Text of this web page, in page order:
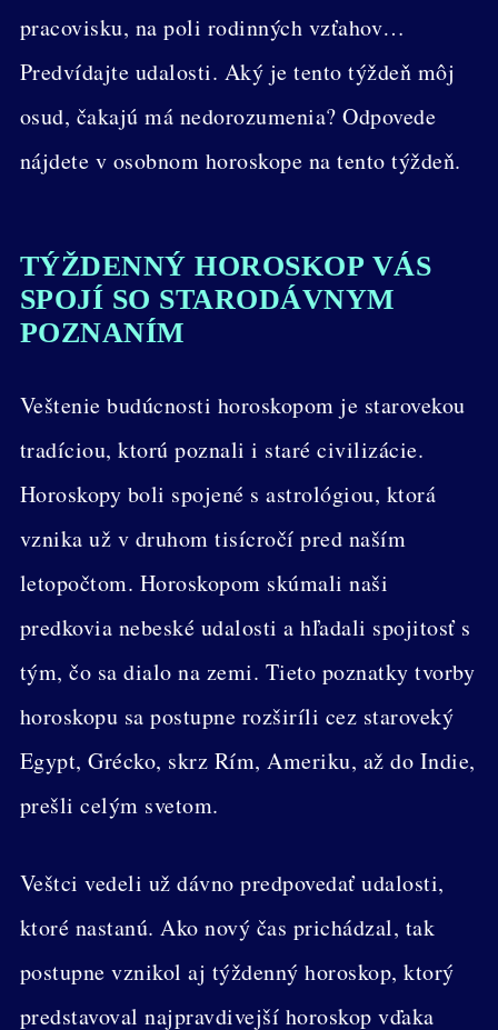
pracovisku, na poli rodinných vzťahov…
Predvídajte udalosti. Aký je tento týždeň môj
osud, čakajú má nedorozumenia? Odpovede
nájdete v osobnom horoskope na tento týždeň.
TÝŽDENNÝ HOROSKOP VÁS
SPOJÍ SO STARODÁVNYM
POZNANÍM
Veštenie budúcnosti horoskopom je starovekou
tradíciou, ktorú poznali i staré civilizácie.
Horoskopy boli spojené s astrológiou, ktorá
vznika už v druhom tisícročí pred naším
letopočtom. Horoskopom skúmali naši
predkovia nebeské udalosti a hľadali spojitosť s
tým, čo sa dialo na zemi. Tieto poznatky tvorby
horoskopu sa postupne rozširíli cez staroveký
Egypt, Grécko, skrz Rím, Ameriku, až do Indie,
prešli celým svetom.
Veštci vedeli už dávno predpovedať udalosti,
ktoré nastanú. Ako nový čas prichádzal, tak
postupne vznikol aj týždenný horoskop, ktorý
predstavoval najpravdivejší horoskop vďaka